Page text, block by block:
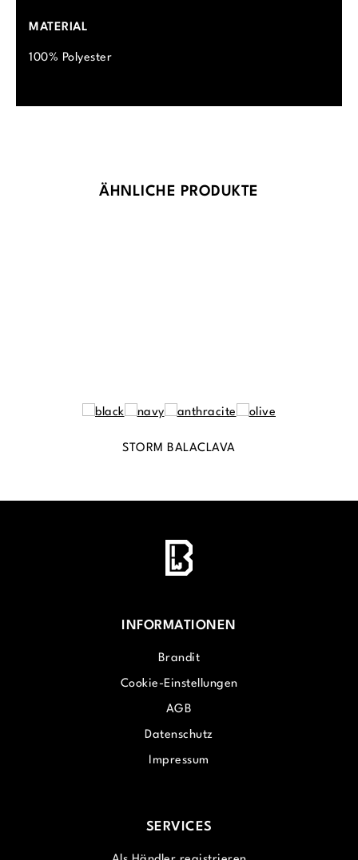
MATERIAL
100% Polyester
Produktgalerie überspringen
ÄHNLICHE PRODUKTE
STORM BALACLAVA
INFORMATIONEN
Brandit
Cookie-Einstellungen
AGB
Datenschutz
Impressum
SERVICES